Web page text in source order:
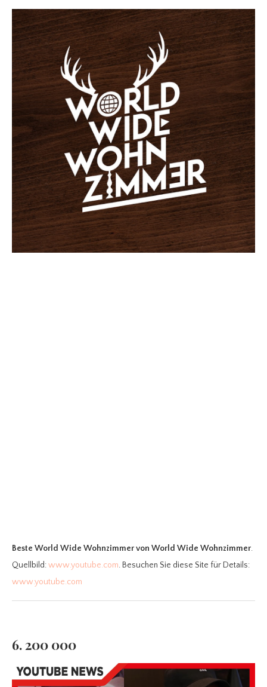
Beste World Wide Wohnzimmervon World Wide Wohnzimmer.
Quellbild:www.youtube.com. Besuchen Sie diese Site für Details:
www.youtube.com
6. 200 000